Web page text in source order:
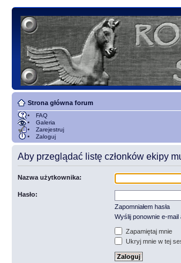
Strona główna forum
FAQ
Galeria
Zarejestruj
Zaloguj
Aby przeglądać listę członków ekipy
Nazwa użytkownika:
Hasło:
Zapomniałem hasła
Wyślij ponownie e-
Zapamiętaj mnie
Ukryj mnie w tej